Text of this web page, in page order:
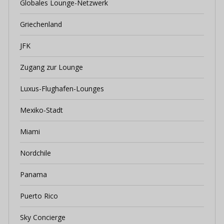
Globales Lounge-Netzwerk
Griechenland
JFK
Zugang zur Lounge
Luxus-Flughafen-Lounges
Mexiko-Stadt
Miami
Nordchile
Panama
Puerto Rico
Sky Concierge